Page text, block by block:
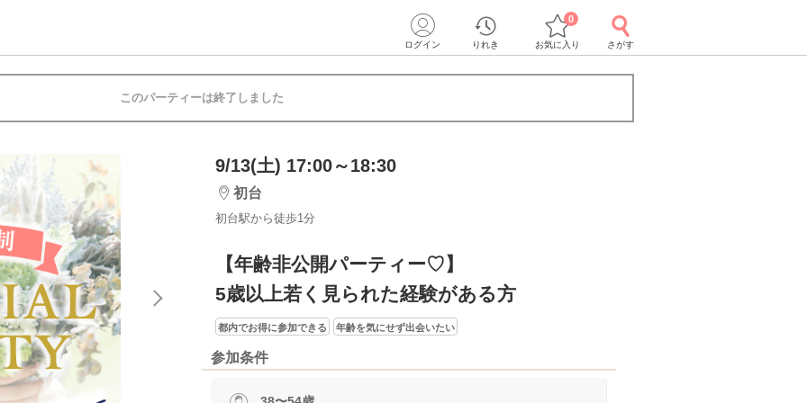
ログイン りれき お気に入り
0
さがす
このパーティーは終了しました
9/13(土) 17:00～18:30
初台
初台駅から徒歩1分
【年齢非公開パーティー♡】
5歳以上若く見られた経験がある方
都内でお得に参加できる 年齢を気にせず出会いたい
参加条件